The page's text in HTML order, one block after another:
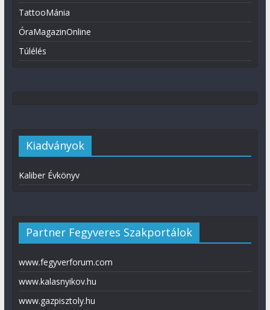
TattooMánia
ÓraMagazinOnline
Túlélés
Kiadványok
Kaliber Évkönyv
Partner Fegyveres Szakportálok
www.fegyverforum.com
www.kalasnyikov.hu
www.gazpisztoly.hu